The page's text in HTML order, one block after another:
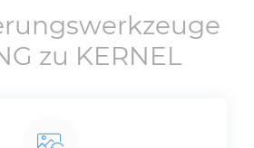
zu KERNEL